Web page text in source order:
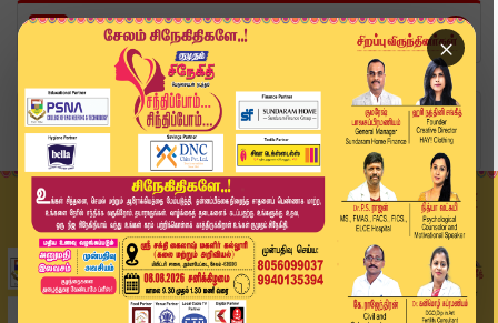
×
Home
வீடியோ ஸ்டோரி
10 நாட்களாக மழைநீர் தேங்கியுள்ள அவலம் | Rain | ...